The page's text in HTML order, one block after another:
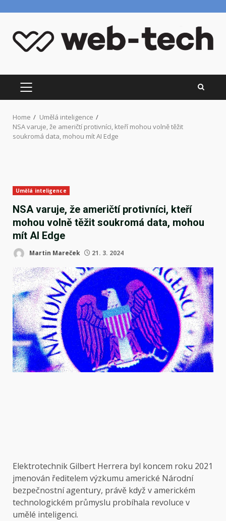
content
PRIMARY
MENU
Home
Umělá inteligence
NSA varuje, že američtí protivníci, kteří mohou volně těžit
soukromá data, mohou mít AI Edge
Umělá inteligence
NSA varuje, že američtí protivníci, kteří
mohou volně těžit soukromá data, mohou
mít AI Edge
Martin Mareček 21. 3. 2024
Elektrotechnik Gilbert Herrera byl koncem roku 2021
jmenován ředitelem výzkumu americké Národní
bezpečnostní agentury, právě když v americkém
technologickém průmyslu probíhala revoluce v
umělé inteligenci.